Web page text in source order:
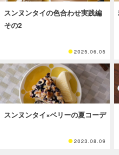
スンヌンタイの色合わせ実践編
その2
2025.06.05
スンヌンタイ×ベリーの夏コーデ
2023.08.09